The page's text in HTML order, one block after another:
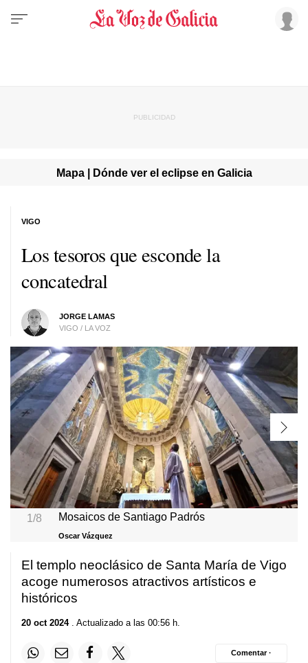
Mapa | Dónde ver el eclipse en Galicia
Los tesoros que esconde la
concatedral
JORGE LAMAS
VIGO / LA VOZ
VIGO
1/8 Mosaicos de Santiago Padrós
Oscar Vázquez
El templo neoclásico de Santa María de Vigo
acoge numerosos atractivos artísticos e
históricos
20 oct 2024. Actualizado a las 00:56 h.
Comentar ·